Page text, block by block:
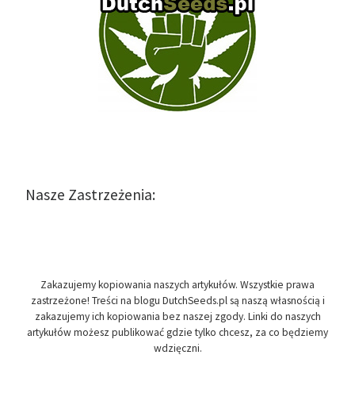
Nasze Zastrzeżenia:
Zakazujemy kopiowania naszych artykułów. Wszystkie prawa
zastrzeżone! Treści na blogu DutchSeeds.pl są naszą własnością i
zakazujemy ich kopiowania bez naszej zgody. Linki do naszych
artykułów możesz publikować gdzie tylko chcesz, za co będziemy
wdzięczni.